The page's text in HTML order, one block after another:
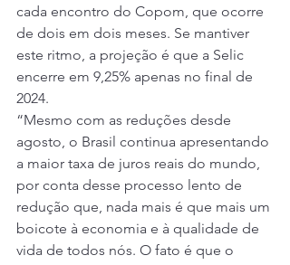
cada encontro do Copom, que ocorre
de dois em dois meses. Se mantiver
este ritmo, a projeção é que a Selic
encerre em 9,25% apenas no final de
2024.
“Mesmo com as reduções desde
agosto, o Brasil continua apresentando
a maior taxa de juros reais do mundo,
por conta desse processo lento de
redução que, nada mais é que mais um
boicote à economia e à qualidade de
vida de todos nós. O fato é que o